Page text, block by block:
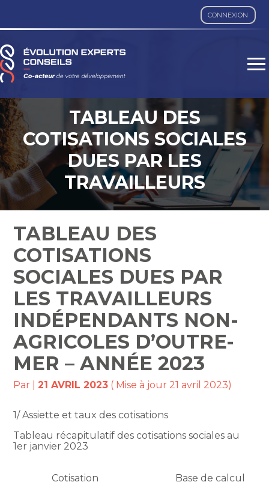
CONNEXION
Aller
au
TABLEAU DES
COTISATIONS SOCIALES
DUES PAR LES
TRAVAILLEURS
INDÉPENDANTS NON-
AGRICOLES D’OUTRE-
MER – ANNÉE 2023
TABLEAU DES
COTISATIONS
SOCIALES DUES PAR
LES TRAVAILLEURS
INDÉPENDANTS NON-
AGRICOLES D’OUTRE-
MER – ANNÉE 2023
Par |21 AVRIL 2023 ( Mise à jour 21 avril 2023)
1/ Assiette et taux des cotisations
Tableau récapitulatif des cotisations sociales au
1er janvier 2023
Cotisation Base de calcul